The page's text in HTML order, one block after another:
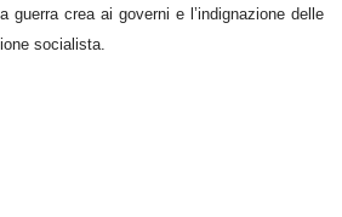
guerra crea ai governi e l’indignazione delle
socialista.